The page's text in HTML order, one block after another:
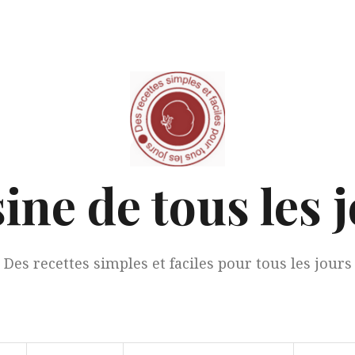
de tous les
Des recettes simples et faciles pour tous les jours